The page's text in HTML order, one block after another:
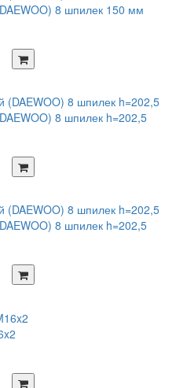
8 шпилек 150 мм
8 шпилек h=202,5
8 шпилек h=202,5